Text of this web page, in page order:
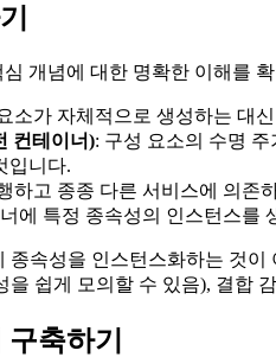
개념에 대한 명확한 이해를
소가 자체적으로 생성하는 대
컨테이너): 구성 요소의 수명
입니다.
하고 종종 다른 서비스에 의존
에 특정 종속성의 인스턴스를
종속성을 인스턴스화하는 것
을 쉽게 모의할 수 있음), 결합
축하기